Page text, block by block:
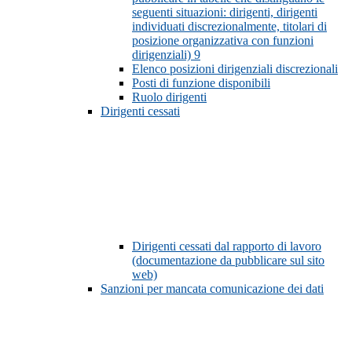
seguenti situazioni: dirigenti, dirigenti
individuati discrezionalmente, titolari di
posizione organizzativa con funzioni
dirigenziali) 9
Elenco posizioni dirigenziali discrezionali
Posti di funzione disponibili
Ruolo dirigenti
Dirigenti cessati
Dirigenti cessati dal rapporto di lavoro
(documentazione da pubblicare sul sito
web)
Sanzioni per mancata comunicazione dei dati